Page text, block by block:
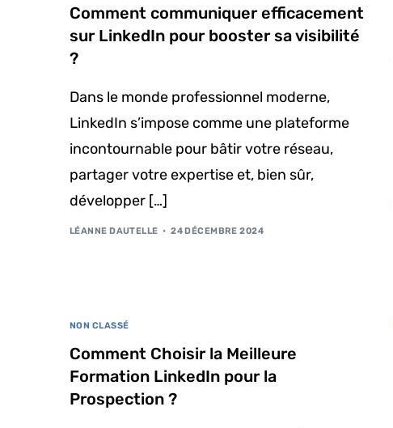
Comment communiquer efficacement
sur LinkedIn pour booster sa visibilité
?
Dans le monde professionnel moderne,
LinkedIn s’impose comme une plateforme
incontournable pour bâtir votre réseau,
partager votre expertise et, bien sûr,
développer […]
LÉANNE DAUTELLE 24 DÉCEMBRE 2024
NON CLASSÉ
Comment Choisir la Meilleure
Formation LinkedIn pour la
Prospection ?